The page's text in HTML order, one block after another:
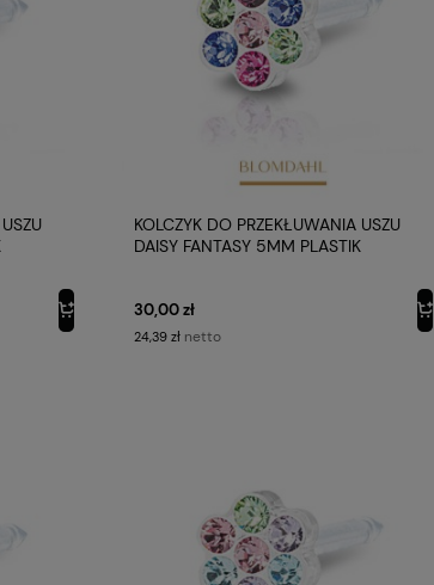
KOLCZYK DO PRZEKŁUWANIA USZU
DAISY FANTASY 5MM PLASTIK
30,00 zł
24,39 zł netto